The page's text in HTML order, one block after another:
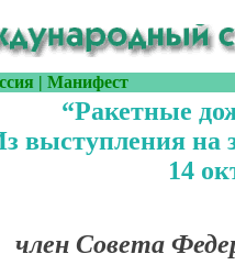
| Манифест
“Ракетные
выступления на
14
член Совета